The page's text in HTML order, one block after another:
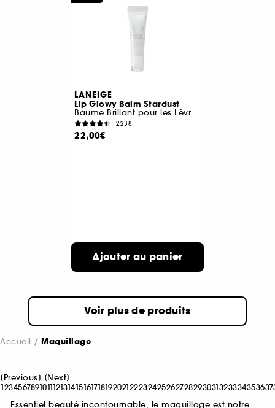
LANEIGE
Lip Glowy Balm Stardust
Baume Brillant pour les Lèvres (Édition Limitée)
2238
22,00€
Ajouter au panier
Voir plus de produits
Accueil Maquillage
[Previous] [Next]
12345678910111213141516171819202122232425262728293031323334353637
Essentiel beauté incontournable, le maquillage est notre